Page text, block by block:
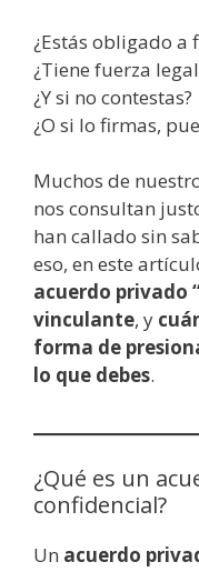
¿Estás obligado a
¿Tiene fuerza
¿Y si no contestas?
¿O si lo firmas,
Muchos de
nos consultan
han callado sin
eso, en este
acuerdo privado
vinculante, y
forma de
lo que debes.
¿Qué es un
confidencial?
Un acuerdo